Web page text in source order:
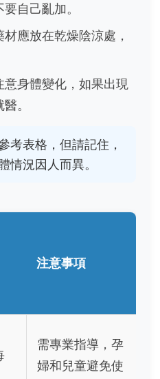
自己亂加。
應放在乾燥陰涼處，
身體變化，如果出現
。
考表格，但請記住，
情況因人而異。
注意事項
需專業指導，孕
婦和兒童避免使